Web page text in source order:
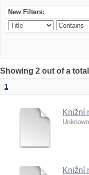
New Filters:
Showing 2 out of a
1
Knižní
Knižní